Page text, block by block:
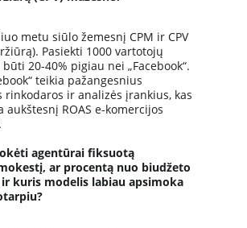
metu siūlo žemesnį CPM ir CPV
Pasiekti 1000 vartotojų
būti 20-40% pigiau nei „Facebook“.
teikia pažangesnius
rinkodaros ir analizės įrankius, kas
aukštesnį ROAS e-komercijos
agentūrai fiksuotą
ar procentą nuo biudžeto
ir kuris modelis labiau apsimoka